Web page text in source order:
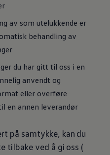
av som utelukkende er
behandling av
du har gitt til oss i en
anvendt og
eller overføre
en annen leverandør
på samtykke, kan du
tilbake ved å gi oss (